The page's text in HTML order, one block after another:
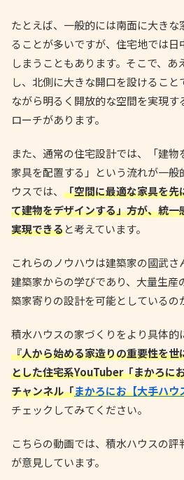
たとえば、一般的には南面に大き
ることが多いですが、住宅地では日
しまうこともあります。そこで、あ
し、北側に大きな開口を設けること
ながら明るく開放的な空間を実現
ローチがあります。
また、通常の住宅設計では、「建
家具を配置する」という流れが一般
ウスでは、 「空間に最適な家具を
て建物をデザインする」方が、統
実現できると考えています。
これらのノウハウは建築家の國武さ
建築家からの学びであり、大量生産
築家寄りの設計を可能としているの
積水ハウスの家づくりをより具体的
『人から始める家造りの重要性を
とした住宅系YouTuber「まかろに
チャンネル「まかろにお【大手ハウ
チェックしてみてください。
こちらの動画では、積水ハウスの
が意見しています。